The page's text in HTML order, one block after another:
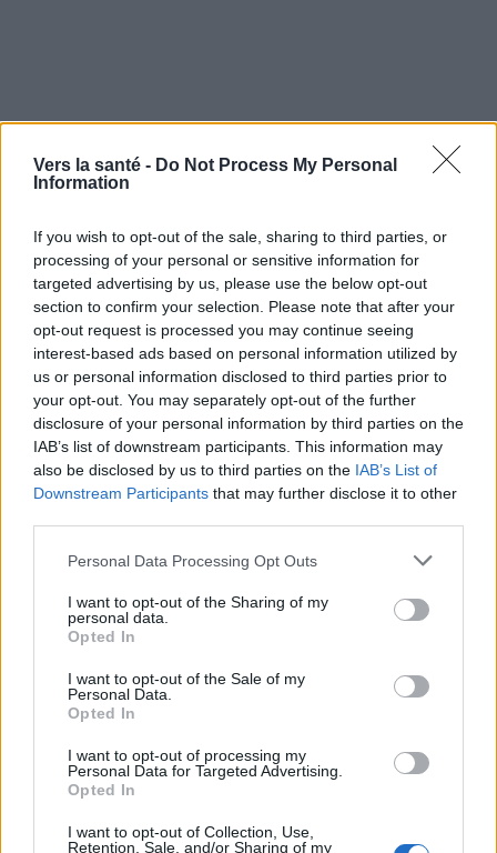
Vers la santé - Do Not Process My Personal
Information
If you wish to opt-out of the sale, sharing to third parties, or
processing of your personal or sensitive information for
targeted advertising by us, please use the below opt-out
section to confirm your selection. Please note that after your
opt-out request is processed you may continue seeing
interest-based ads based on personal information utilized by
us or personal information disclosed to third parties prior to
your opt-out. You may separately opt-out of the further
disclosure of your personal information by third parties on the
IAB’s list of downstream participants. This information may
also be disclosed by us to third parties on the IAB’s List of
Downstream Participants that may further disclose it to other
Please note that this website/app uses one or more Google
not limited to your visit or usage behaviour. You may click to
grant or deny consent to Google and its third-party tags to
use your data for below specified purposes in below Google
consent section.
Personal Data Processing Opt Outs
I want to opt-out of the Sharing of my
personal data.
Opted In
I want to opt-out of the Sale of my
Personal Data.
Opted In
I want to opt-out of processing my
Personal Data for Targeted Advertising.
Opted In
I want to opt-out of Collection, Use,
Retention, Sale, and/or Sharing of my
Utile? Partagez-le sur Facebook!
Vous voulez rester informé ? Suivez-
nous sur
Goog le
News
EN RAPPORT
Harmonisation de l'énergie La méditation en mouvement
L'amélioration de l'équilibre Le développement spirituel
Techniques respiratoires
Voir aussi en english deutsch